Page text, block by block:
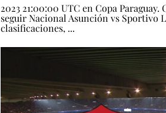
2023 21:00:00 UTC en Copa
seguir Nacional Asunción vs Sportivo
clasificaciones, ...